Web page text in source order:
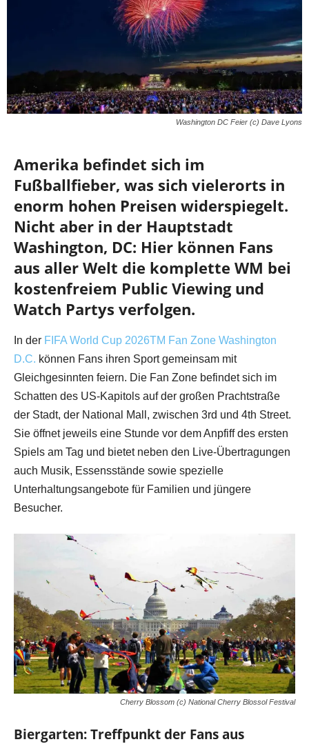
Washington DC Feier (c) Dave Lyons
Amerika befindet sich im
Fußballfieber, was sich vielerorts in
enorm hohen Preisen widerspiegelt.
Nicht aber in der Hauptstadt
Washington, DC: Hier können Fans
aus aller Welt die komplette WM bei
kostenfreiem Public Viewing und
Watch Partys verfolgen.
In der FIFA World Cup 2026TM Fan Zone Washington
D.C. können Fans ihren Sport gemeinsam mit
Gleichgesinnten feiern. Die Fan Zone befindet sich im
Schatten des US-Kapitols auf der großen Prachtstraße
der Stadt, der National Mall, zwischen 3rd und 4th Street.
Sie öffnet jeweils eine Stunde vor dem Anpfiff des ersten
Spiels am Tag und bietet neben den Live-Übertragungen
auch Musik, Essensstände sowie spezielle
Unterhaltungsangebote für Familien und jüngere
Besucher.
Cherry Blossom (c) National Cherry Blossol Festival
Biergarten: Treffpunkt der Fans aus